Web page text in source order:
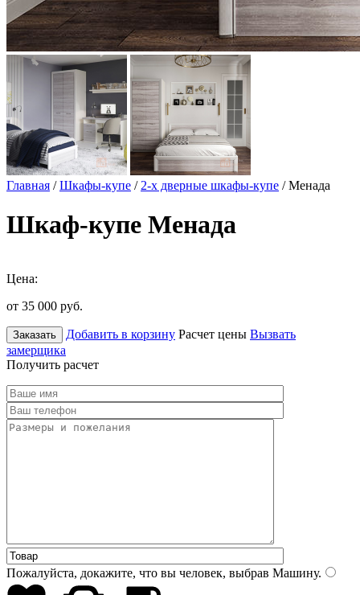
Главная /Шкафы-купе / 2-х дверные шкафы-купе / Менада
Шкаф-купе Менада
Цена:
от 35 000 руб.
Заказать Добавить в корзину Расчет цены Вызвать
замерщика
Получить расчет
Пожалуйста, докажите, что вы человек, выбрав Машину.